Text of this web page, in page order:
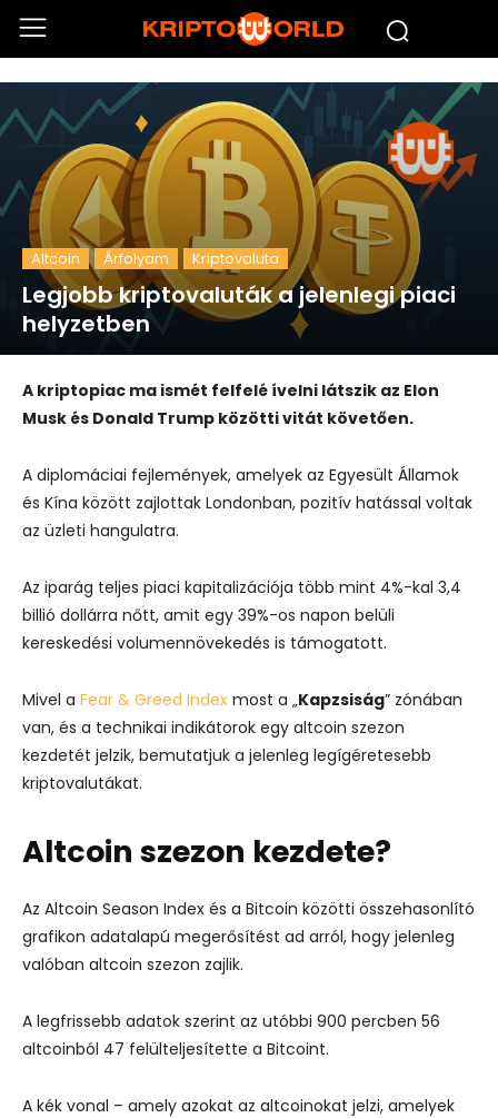
Altcoin Árfolyam Kriptovaluta
Legjobb kriptovaluták a jelenlegi piaci
helyzetben
A kriptopiac ma ismét felfelé ívelni látszik az Elon
Musk és Donald Trump közötti vitát követően.
A diplomáciai fejlemények, amelyek az Egyesült Államok
és Kína között zajlottak Londonban, pozitív hatással voltak
az üzleti hangulatra.
Az iparág teljes piaci kapitalizációja több mint 4%-kal 3,4
billió dollárra nőtt, amit egy 39%-os napon belüli
kereskedési volumennövekedés is támogatott.
Mivel a Fear & Greed Index most a „Kapzsiság” zónában
van, és a technikai indikátorok egy altcoin szezon
kezdetét jelzik, bemutatjuk a jelenleg legígéretesebb
kriptovalutákat.
Altcoin szezon kezdete?
Az Altcoin Season Index és a Bitcoin közötti összehasonlító
grafikon adatalapú megerősítést ad arról, hogy jelenleg
valóban altcoin szezon zajlik.
A legfrissebb adatok szerint az utóbbi 900 percben 56
altcoinból 47 felülteljesítette a Bitcoint.
A kék vonal – amely azokat az altcoinokat jelzi, amelyek